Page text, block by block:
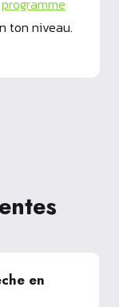
programme
ton niveau.
en